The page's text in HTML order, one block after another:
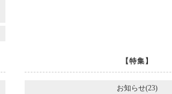
【特集】
お知らせ(23)